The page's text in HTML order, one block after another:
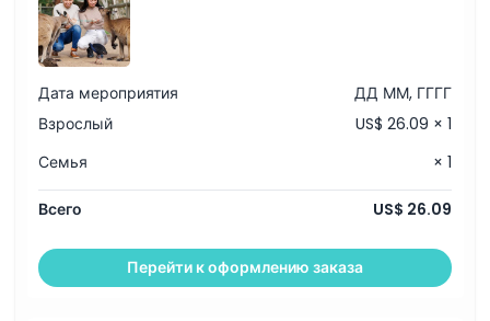
Дата мероприятия
ДД ММ, ГГГГ
Взрослый
US$ 26.09 × 1
Семья
× 1
Всего US$ 26.09
Перейти к оформлению заказа